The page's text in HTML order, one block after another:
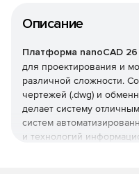
Описание
Платформа nanoCAD 26
для проектирования и
различной сложности.
чертежей (.dwg) и
делает систему
систем
и технологий